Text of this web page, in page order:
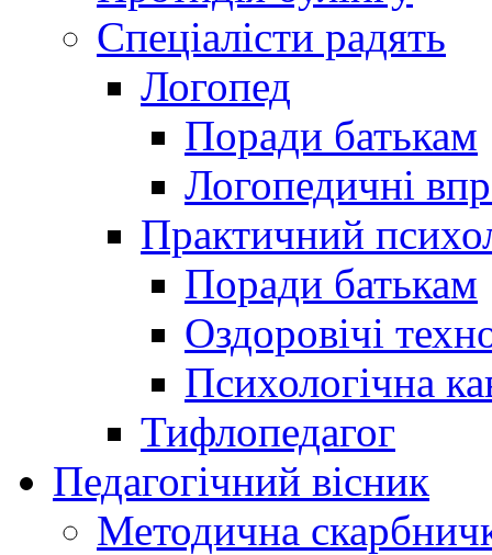
Спеціалісти радять
Логопед
Поради батькам
Логопедичні
Практичний
Поради батькам
Оздоровічі
Психологічна
Тифлопедагог
Педагогічний вісник
Методична